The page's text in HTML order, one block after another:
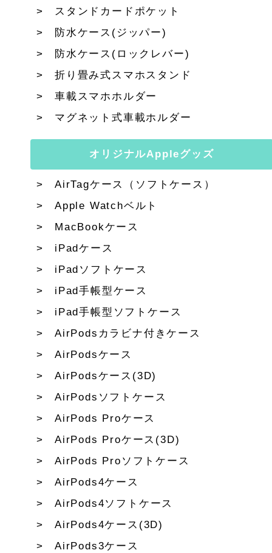
スタンドカードポケット
防水ケース(ジッパー)
防水ケース(ロックレバー)
折り畳み式スマホスタンド
車載スマホホルダー
マグネット式車載ホルダー
オリジナルAppleグッズ
AirTagケース（ソフトケース）
Apple Watchベルト
MacBookケース
iPadケース
iPadソフトケース
iPad手帳型ケース
iPad手帳型ソフトケース
AirPodsカラビナ付きケース
AirPodsケース
AirPodsケース(3D)
AirPodsソフトケース
AirPods Proケース
AirPods Proケース(3D)
AirPods Proソフトケース
AirPods4ケース
AirPods4ソフトケース
AirPods4ケース(3D)
AirPods3ケース